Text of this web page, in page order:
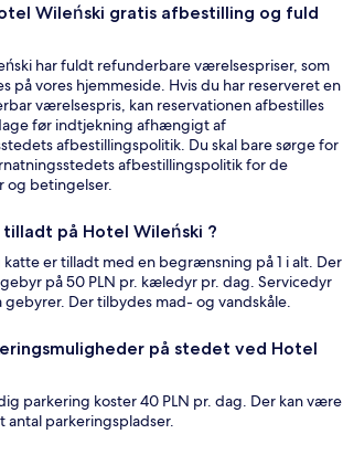
Wileński gratis afbestilling og fuld
har fuldt refunderbare værelsespriser, som
på vores hjemmeside. Hvis du har reserveret en
værelsespris, kan reservationen afbestilles
før indtjekning afhængigt af
afbestillingspolitik. Du skal bare sørge for
afbestillingspolitik for de
og betingelser.
på Hotel Wileński ?
katte er tilladt med en begrænsning på 1 i alt. Der
på 50 PLN pr. kæledyr pr. dag. Servicedyr
Der tilbydes mad- og vandskåle.
på stedet ved Hotel
parkering koster 40 PLN pr. dag. Der kan være
parkeringspladser.